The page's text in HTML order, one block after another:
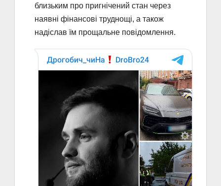
близьким про пригнічений стан через
наявні фінансові труднощі, а також
надіслав їм прощальне повідомлення.